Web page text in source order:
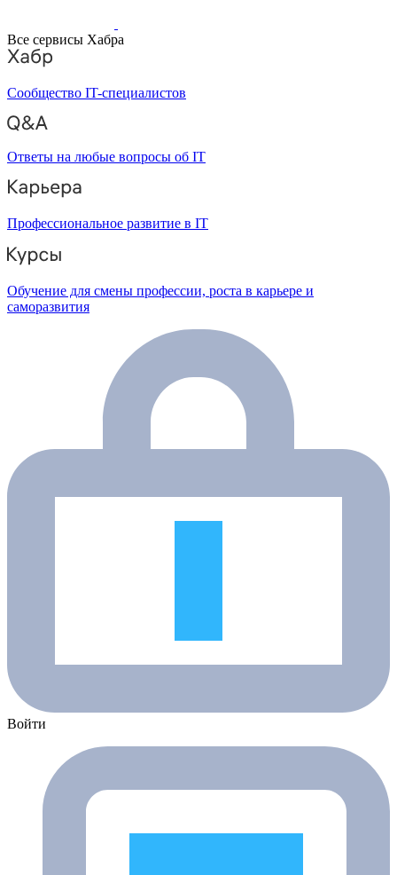
Все сервисы Хабра
Сообщество IT-специалистов
Ответы на любые вопросы об IT
Профессиональное развитие в IT
Обучение для смены профессии, роста в карьере и
саморазвития
Войти